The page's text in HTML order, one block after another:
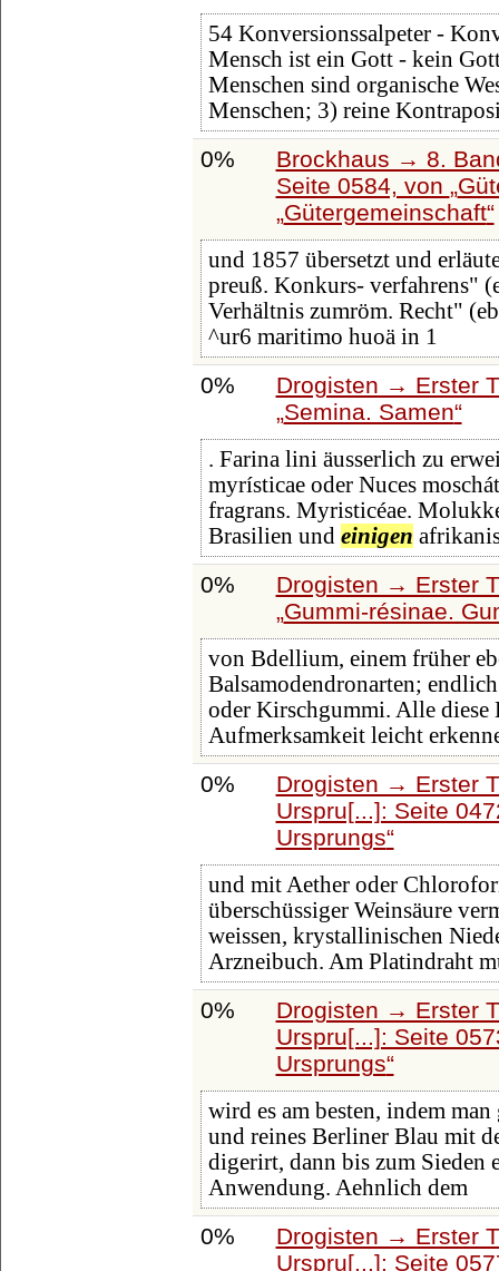
54 Konversionssalpeter -
Mensch ist ein Gott - kein
Menschen sind organische
Menschen; 3) reine
0%
Brockhaus → 8.
Seite 0584, von
Gütergemeinschaft
und 1857 übersetzt und
preuß. Konkurs- verfahrens"
Verhältnis zumröm. Recht"
^ur6 maritimo huoä in 1
0%
Drogisten → Erster
Semina. Samen
. Farina lini äusserlich zu
myrísticae oder Nuces
fragrans. Myristicéae.
Brasilien und einigen
0%
Drogisten → Erster
Gummi-résinae.
von Bdellium, einem früher
Balsamodendronarten;
oder Kirschgummi. Alle diese
Aufmerksamkeit leicht
0%
Drogisten → Erster
Urspru[...]: Seite
Ursprungs
und mit Aether oder
überschüssiger Weinsäure
weissen, krystallinischen
Arzneibuch. Am Platindraht
0%
Drogisten → Erster
Urspru[...]: Seite
Ursprungs
wird es am besten, indem
und reines Berliner Blau mit
digerirt, dann bis zum
Anwendung. Aehnlich dem
0%
Drogisten → Erster
Urspru[...]: Seite